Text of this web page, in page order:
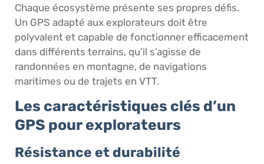
Chaque écosystème présente ses propres défis.
Un GPS adapté aux explorateurs doit être
polyvalent et capable de fonctionner efficacement
dans différents terrains, qu’il s’agisse de
randonnées en montagne, de navigations
maritimes ou de trajets en VTT.
Les caractéristiques clés d’un
GPS pour explorateurs
Résistance et durabilité